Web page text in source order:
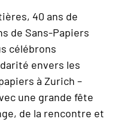
40 ans de
de Sans-Papiers
célébrons
envers les
à Zurich –
une grande fête
de la rencontre et